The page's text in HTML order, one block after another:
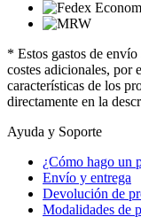
* Estos gastos de
costes adicionales, por
características de los
directamente en la
Ayuda y Soporte
¿Cómo hago un
Envío y entrega
Devolución de
Modalidades de